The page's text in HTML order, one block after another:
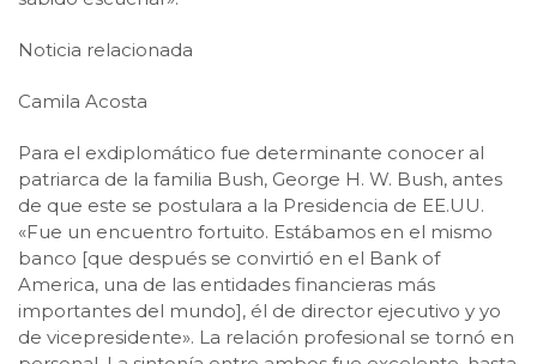
Noticia relacionada
Camila Acosta
Para el exdiplomático fue determinante conocer al
patriarca de la familia Bush, George H. W. Bush, antes
de que este se postulara a la Presidencia de EE.UU.
«Fue un encuentro fortuito. Estábamos en el mismo
banco [que después se convirtió en el Bank of
America, una de las entidades financieras más
importantes del mundo], él de director ejecutivo y yo
de vicepresidente». La relación profesional se tornó en